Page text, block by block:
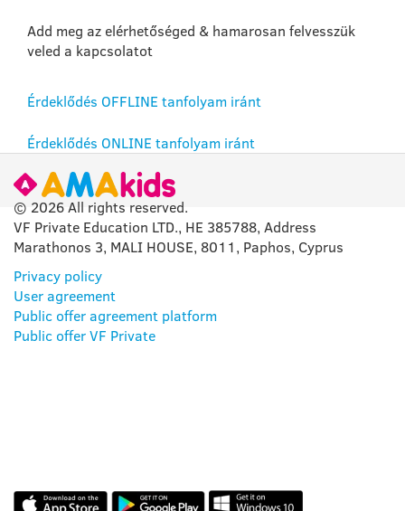
Add meg az elérhetőséged & hamarosan felvesszük
veled a kapcsolatot
Érdeklődés OFFLINE tanfolyam iránt
Érdeklődés ONLINE tanfolyam iránt
© 2026 All rights reserved.
VF Private Education LTD., HE 385788, Address
Marathonos 3, MALI HOUSE, 8011, Paphos, Cyprus
Privacy policy
User agreement
Public offer agreement platform
Public offer VF Private